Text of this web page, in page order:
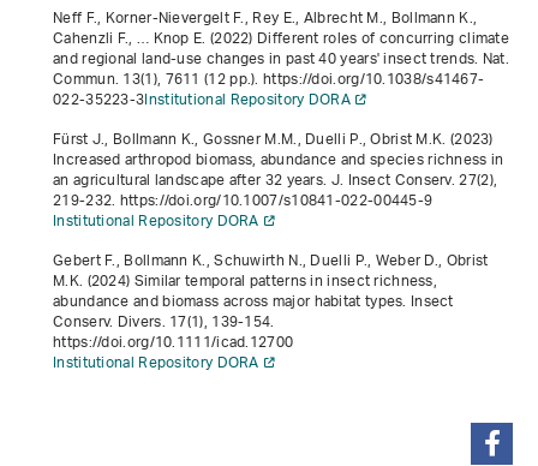
Neff F., Korner-Nievergelt F., Rey E., Albrecht M., Bollmann K.,
Cahenzli F., … Knop E. (2022) Different roles of concurring climate
and regional land-use changes in past 40 years' insect trends. Nat.
Commun.13(1), 7611 (12 pp.). https://doi.org/10.1038/s41467-
022-35223-3Institutional Repository DORA
Fürst J., Bollmann K., Gossner M.M., Duelli P., Obrist M.K. (2023)
Increased arthropod biomass, abundance and species richness in
an agricultural landscape after 32 years. J. Insect Conserv.27(2),
219-232. https://doi.org/10.1007/s10841-022-00445-9
Institutional Repository DORA
Gebert F., Bollmann K., Schuwirth N., Duelli P., Weber D., Obrist
M.K. (2024) Similar temporal patterns in insect richness,
abundance and biomass across major habitat types. Insect
Conserv. Divers.17(1), 139-154.
https://doi.org/10.1111/icad.12700
Institutional Repository DORA